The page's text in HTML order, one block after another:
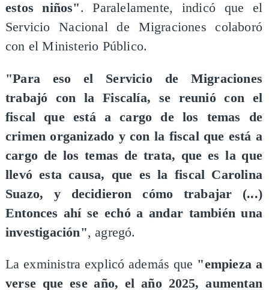
estos niños". Paralelamente, indicó que el
Servicio Nacional de Migraciones colaboró
con el Ministerio Público.
"Para eso el Servicio de Migraciones
trabajó con la Fiscalía, se reunió con el
fiscal que está a cargo de los temas de
crimen organizado y con la fiscal que está a
cargo de los temas de trata, que es la que
llevó esta causa, que es la fiscal Carolina
Suazo, y decidieron cómo trabajar (...)
Entonces ahí se echó a andar también una
investigación", agregó.
La exministra explicó además que "empieza a
verse que ese año, el año 2025, aumentan